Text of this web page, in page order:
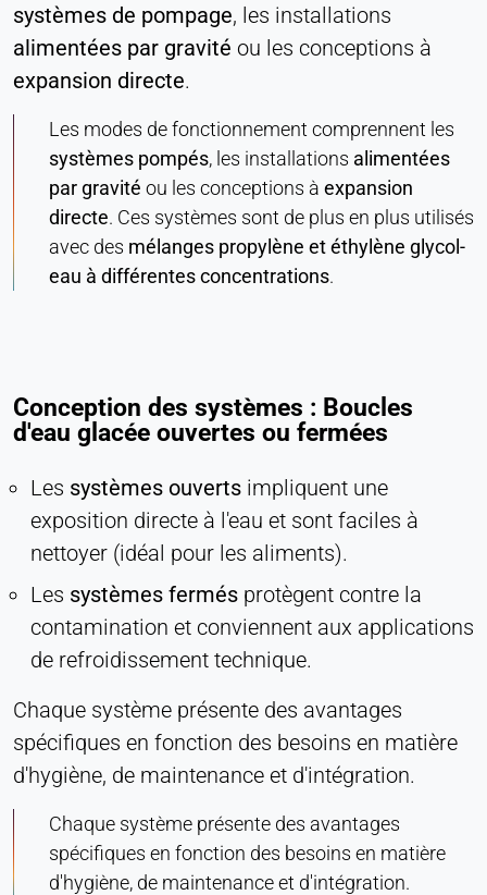
systèmes de pompage, les installations
alimentées par gravité ou les conceptions à
expansion directe.
Les modes de fonctionnement comprennent les
systèmes pompés, les installations alimentées
par gravité ou les conceptions à expansion
directe. Ces systèmes sont de plus en plus utilisés
avec des mélanges propylène et éthylène glycol-
eau à différentes concentrations.
Conception des systèmes : Boucles
d'eau glacée ouvertes ou fermées
Les systèmes ouverts impliquent une
exposition directe à l'eau et sont faciles à
nettoyer (idéal pour les aliments).
Les systèmes fermés protègent contre la
contamination et conviennent aux applications
de refroidissement technique.
Chaque système présente des avantages
spécifiques en fonction des besoins en matière
d'hygiène, de maintenance et d'intégration.
Chaque système présente des avantages
spécifiques en fonction des besoins en matière
d'hygiène, de maintenance et d'intégration.
Permet d'accéder à du contenu de tiers, tel que
des vidéos. Lorsqu'elles sont activées, les
données techniques peuvent être transférées au
Vimeo
Name:
vuid, player
Provider:
Vimeo, Inc.
Cookie duration:
Session - 2 ans